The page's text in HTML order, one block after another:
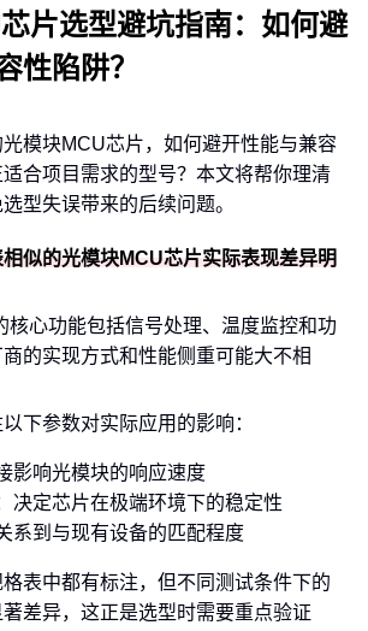
片选型避坑指南：如何避
性陷阱？
模块MCU芯片，如何避开性能与兼容
合项目需求的型号？本文将帮你理清
型失误带来的后续问题。
似的光模块MCU芯片实际表现差异明
核心功能包括信号处理、温度监控和功
的实现方式和性能侧重可能大不相
下参数对实际应用的影响：
影响光模块的响应速度
决定芯片在极端环境下的稳定性
系到与现有设备的匹配程度
表中都有标注，但不同测试条件下的
差异，这正是选型时需要重点验证